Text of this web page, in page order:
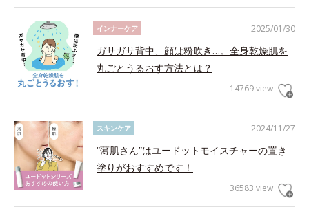
2025/01/30
インナーケア
ガサガサ背中、顔は粉吹き…。全身乾燥肌を
丸ごとうるおす方法とは？
14769 view
2024/11/27
スキンケア
“薄肌さん”はユードットモイスチャーの置き
塗りがおすすめです！
36583 view